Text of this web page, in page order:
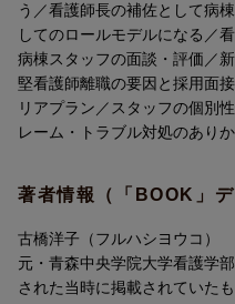
4 看護師長の補佐として病棟
1．看護師長のバックアップを
2．個々のスタッフの個性を知
3．看護主任としての役割と行
5 看護実践者としてのロール
2．スタッフへのロールモデル
6 看護主任としてのリーダー
1．病棟のスタッフとの関係
2．病棟の「見えている決まり
う／看護師長の補佐として病
してのロールモデルになる／
病棟スタッフの面談・評価／
堅看護師離職の要因と採用面
リアプラン／スタッフの個別
レーム・トラブル対処のあり
著者情報（「BOOK」デ
古橋洋子（フルハシヨウコ）
元・青森中央学院大学看護学
された当時に掲載されていたも